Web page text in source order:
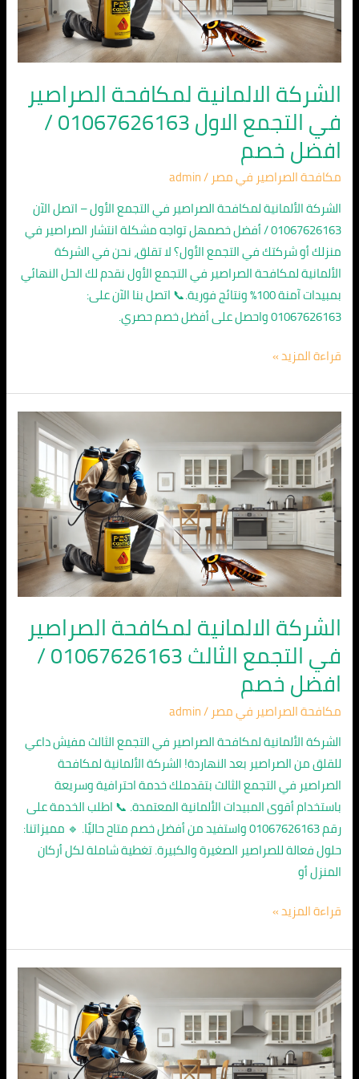
الشركة الالمانية لمكافحة الصراصير
في التجمع الاول 01067626163 /
افضل خصم
مكافحة الصراصير في مصر /
admin
الشركة الألمانية لمكافحة الصراصير في التجمع الأول – اتصل الآن
01067626163 / أفضل خصمهل تواجه مشكلة انتشار الصراصير في
منزلك أو شركتك في التجمع الأول؟ لا تقلق، نحن في الشركة
الألمانية لمكافحة الصراصير في التجمع الأول نقدم لك الحل النهائي
بمبيدات آمنة 100% ونتائج فورية.📞 اتصل بنا الآن على:
01067626163 واحصل على أفضل خصم حصري.
الاول
01067626163
/
افضل
خصم
قراءة المزيد »
الشركة الالمانية لمكافحة الصراصير
في التجمع الثالث 01067626163 /
افضل خصم
مكافحة الصراصير في مصر /
admin
الشركة الألمانية لمكافحة الصراصير في التجمع الثالث مفيش داعي
للقلق من الصراصير بعد النهاردة! الشركة الألمانية لمكافحة
الصراصير في التجمع الثالث بتقدملك خدمة احترافية وسريعة
باستخدام أقوى المبيدات الألمانية المعتمدة. 📞 اطلب الخدمة على
رقم 01067626163 واستفيد من أفضل خصم متاح حاليًا. 🔹 مميزاتنا:
حلول فعالة للصراصير الصغيرة والكبيرة. تغطية شاملة لكل أركان
المنزل أو
الشركة
الالمانية
لمكافحة
الصراصير
في
التجمع
الثالث
01067626163
/
افضل
خصم
قراءة المزيد »
الشركة
الالمانية
لمكافحة
الصراصير
في